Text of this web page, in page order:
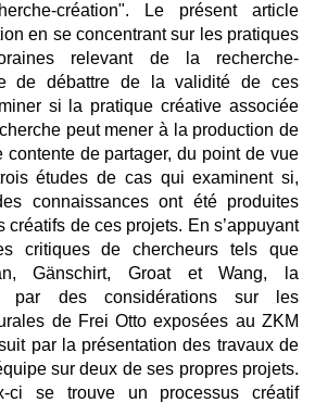
création". Le présent article
en se concentrant sur les pratiques
relevant de la recherche-
de débattre de la validité de ces
si la pratique créative associée
peut mener à la production de
contente de partager, du point de vue
études de cas qui examinent si,
connaissances ont été produites
créatifs de ces projets. En s’appuyant
critiques de chercheurs tels que
Gänschirt, Groat et Wang, la
par des considérations sur les
de Frei Otto exposées au ZKM
par la présentation des travaux de
sur deux de ses propres projets.
ci se trouve un processus créatif